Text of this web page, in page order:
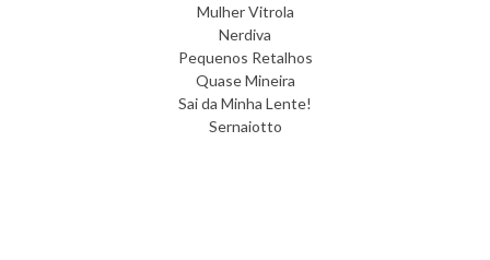
Mulher Vitrola
Nerdiva
Pequenos Retalhos
Quase Mineira
Sai da Minha Lente!
Sernaiotto